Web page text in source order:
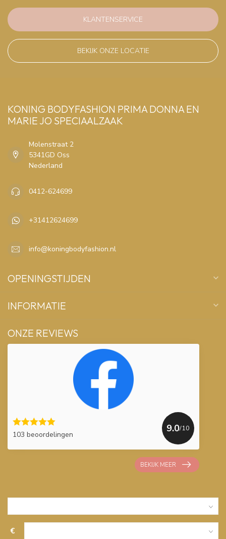
KLANTENSERVICE
BEKIJK ONZE LOCATIE
KONING BODYFASHION PRIMA DONNA EN
MARIE JO SPECIAALZAAK
Molenstraat 2
5341GD Oss
Nederland
0412-624699
+31412624699
info@koningbodyfashion.nl
OPENINGSTIJDEN
INFORMATIE
ONZE REVIEWS
103 beoordelingen
9.0/10
BEKIJK MEER
€